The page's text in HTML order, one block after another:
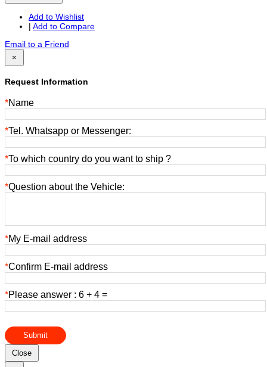
Add to Wishlist
| Add to Compare
Email to a Friend
×
Request Information
*Name
*Tel. Whatsapp or Messenger:
*To which country do you want to ship ?
*Question about the Vehicle:
*My E-mail address
*Confirm E-mail address
*Please answer : 6 + 4 =
Submit
Close